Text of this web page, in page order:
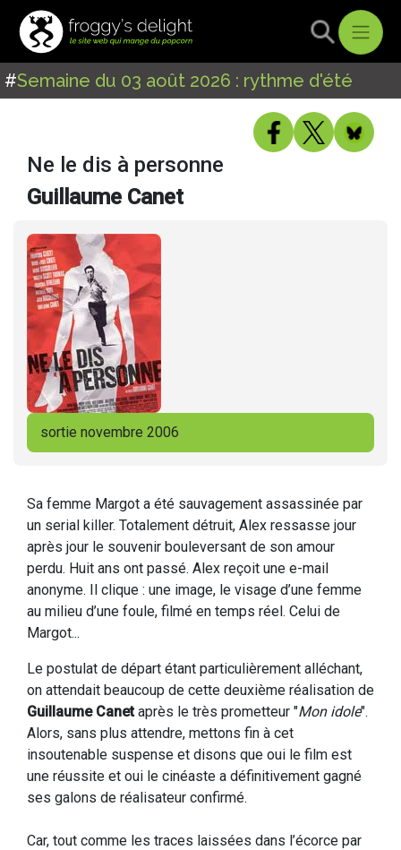
#Semaine du 03 août 2026 : rythme d'été
Ne le dis à personne
Guillaume Canet
sortie novembre 2006
Sa femme Margot a été sauvagement assassinée par
un serial killer. Totalement détruit, Alex ressasse jour
après jour le souvenir bouleversant de son amour
perdu. Huit ans ont passé. Alex reçoit une e-mail
anonyme. Il clique : une image, le visage d’une femme
au milieu d’une foule, filmé en temps réel. Celui de
Margot...
Le postulat de départ étant particulièrement alléchant,
on attendait beaucoup de cette deuxième réalisation de
Guillaume Canetaprès le très prometteur "Mon idole".
Alors, sans plus attendre, mettons fin à cet
insoutenable suspense et disons que oui le film est
une réussite et oui le cinéaste a définitivement gagné
ses galons de réalisateur confirmé.
Car, tout comme les traces laissées dans l’écorce par